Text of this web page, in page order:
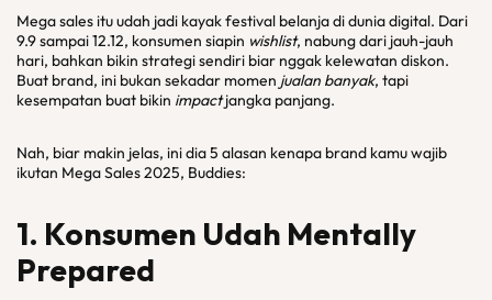
Mega sales itu udah jadi kayak festival belanja di dunia digital. Dari
9.9 sampai 12.12, konsumen siapin wishlist, nabung dari jauh-jauh
hari, bahkan bikin strategi sendiri biar nggak kelewatan diskon.
Buat brand, ini bukan sekadar momen jualan banyak, tapi
kesempatan buat bikin impactjangka panjang.
Nah, biar makin jelas, ini dia 5 alasan kenapa brand kamu wajib
ikutan Mega Sales 2025, Buddies:
1. Konsumen Udah Mentally
Prepared